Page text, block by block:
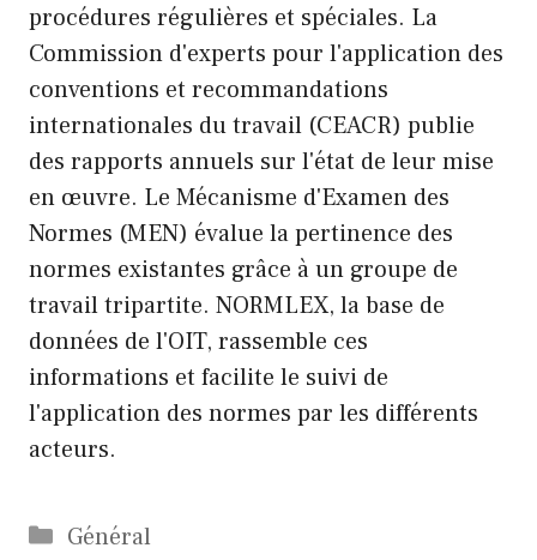
procédures régulières et spéciales. La
Commission d'experts pour l'application des
conventions et recommandations
internationales du travail (CEACR) publie
des rapports annuels sur l'état de leur mise
en œuvre. Le Mécanisme d'Examen des
Normes (MEN) évalue la pertinence des
normes existantes grâce à un groupe de
travail tripartite. NORMLEX, la base de
données de l'OIT, rassemble ces
informations et facilite le suivi de
l'application des normes par les différents
acteurs.
Catégories
Général